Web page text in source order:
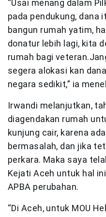
“Usai menang dalam
pada pendukung, dana
bangun rumah yatim,
donatur lebih lagi, kita
rumah bagi
segera alokasi kan
negara sedikit,” ia
Irwandi melanjutkan,
diagendakan rumah
kunjung cair, karena
bermasalah, dan jika
perkara. Maka saya
Kejati Aceh untuk hal
APBA perubahan.
“Di Aceh, untuk MOU